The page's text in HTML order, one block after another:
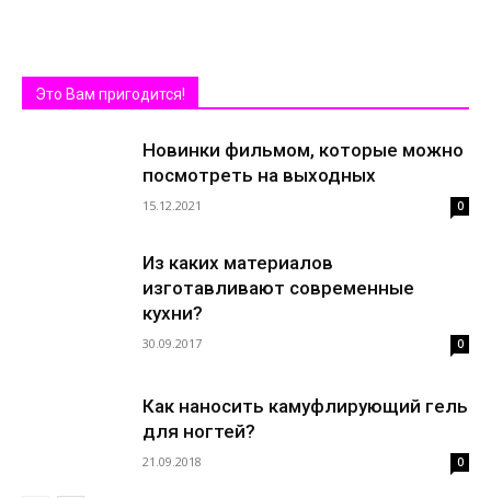
Это Вам пригодится!
Новинки фильмом, которые можно
посмотреть на выходных
15.12.2021 0
Из каких материалов
изготавливают современные
кухни?
30.09.2017 0
Как наносить камуфлирующий гель
для ногтей?
21.09.2018 0